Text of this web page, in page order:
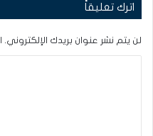
اترك تعليقاً
لن يتم نشر عنوان بريدك الإلكتروني.